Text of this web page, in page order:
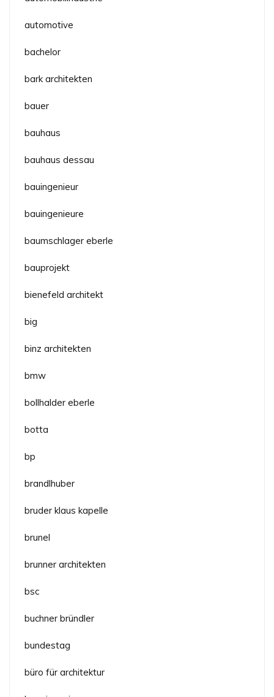
automotive
bachelor
bark architekten
bauer
bauhaus
bauhaus dessau
bauingenieur
bauingenieure
baumschlager eberle
bauprojekt
bienefeld architekt
big
binz architekten
bmw
bollhalder eberle
botta
bp
brandlhuber
bruder klaus kapelle
brunel
brunner architekten
bsc
buchner bründler
bundestag
büro für architektur